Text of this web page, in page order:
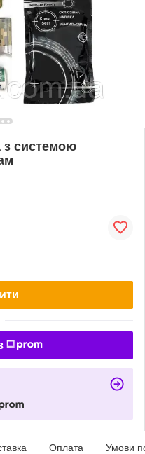
з системою
Оплата Умови